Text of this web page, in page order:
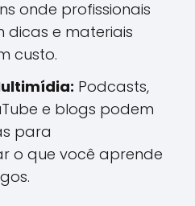
onde profissionais
e materiais
custo.
Podcasts,
e blogs podem
para
o que você aprende